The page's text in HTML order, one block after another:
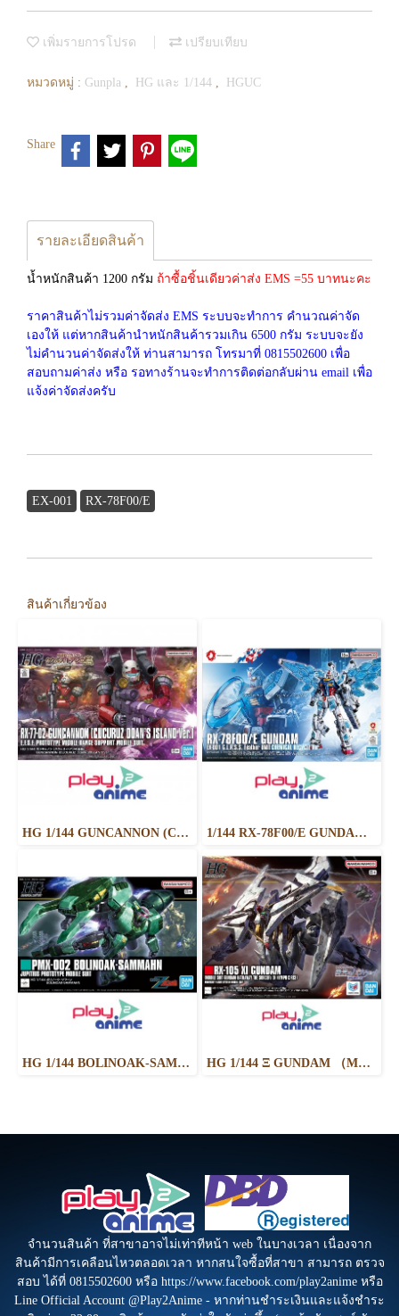
เพิ่มรายการโปรด เปรียบเทียบ
หมวดหมู่ : Gunpla , HG และ 1/144 , HGUC
Share
รายละเอียดสินค้า
น้ำหนักสินค้า 1200 กรัม ถ้าซื้อชิ้นเดียวค่าส่ง EMS =55 บาทนะคะ
ราคาสินค้าไม่รวมค่าจัดส่ง EMS ระบบจะทำการ คำนวณค่าจัด
เองให้ แต่หากสินค้านำหนักสินค้ารวมเกิน 6500 กรัม ระบบจะยัง
ไม่คำนวนค่าจัดส่งให้ ท่านสามารถ โทรมาที่ 0815502600 เพื่อ
สอบถามค่าส่ง หรือ รอทางร้านจะทำการติดต่อกลับผ่าน email เพื่อ
แจ้งค่าจัดส่งครับ
EX-001 RX-78F00/E
สินค้าเกี่ยวข้อง
HG 1/144 GUNCANNON (CUCURUZ DOAN’S ISLAND VER.) 1/144 RX-78F00/E GUNDAM (EX-001 G.L.R.S.S. Feather UNIT) CHEMICAL RECYCLE Ver.
HG 1/144 BOLINOAK-SAMMAHN HG 1/144 Ξ GUNDAM （MOBILE SUIT GUNDAM HATHAWAY THE SORCERY OF NYMPH CIRCE）
จำนวนสินค้า ที่สาขาอาจไม่เท่าทีหน้า web ในบางเวลา เนื่องจาก
สินค้ามีการเคลือนไหวตลอดเวลา หากสนใจซื้อที่สาขา สามารถ ตรวจ
สอบ ได้ที่ 0815502600 หรือ https://www.facebook.com/play2anime หรือ
Line Official Account @Play2Anime - หากท่านชำระเงินและแจ้งชำระ